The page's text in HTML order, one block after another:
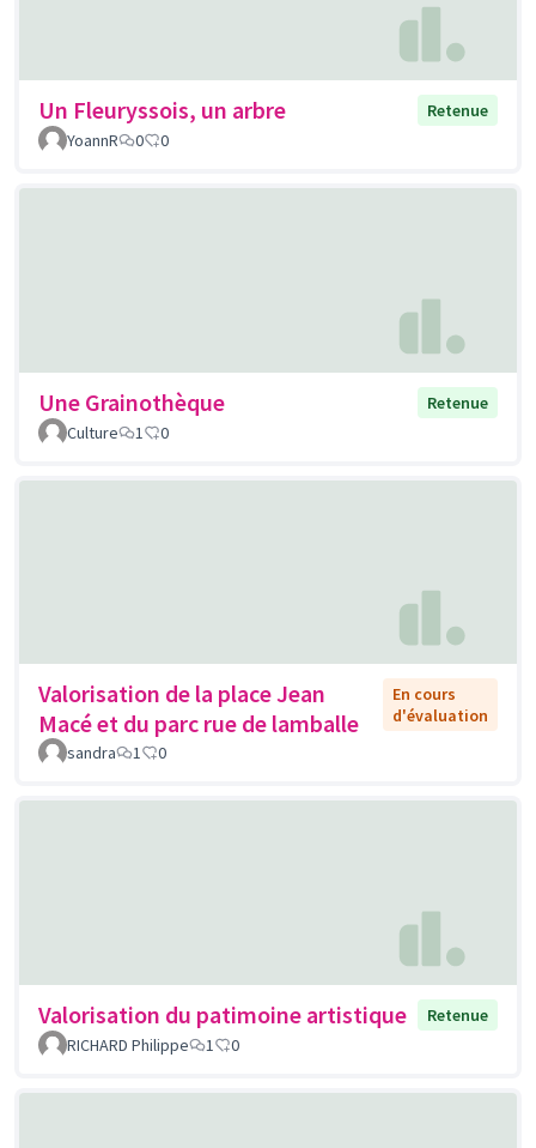
Un Fleuryssois, un arbre
Retenue
YoannR
0 0
Une Grainothèque
Retenue
Culture
1 0
Valorisation de la place Jean
Macé et du parc rue de lamballe
En cours
d'évaluation
sandra
1 0
Valorisation du patimoine artistique
Retenue
RICHARD Philippe
1 0